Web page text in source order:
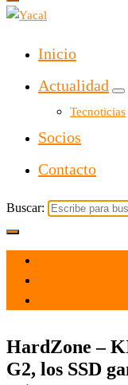
Yacal micro hosting
Inicio
Actualidad
Tecnoticias
Socios
Contacto
Buscar:
HardZone –
G2, los SSD